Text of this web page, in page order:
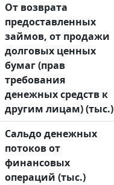
От возврата
предоставленных
займов, от продажи
долговых ценных
бумаг (прав
требования
денежных средств к
другим лицам) (тыс.)
Сальдо денежных
потоков от
финансовых
операций (тыс.)